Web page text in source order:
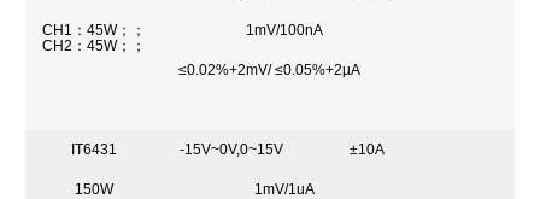
CH1：45W；；
CH2：45W；；
1mV/100nA
≤0.02%+2mV/ ≤0.05%+2µA
IT6431 -15V~0V,0~15V ±10A
150W 1mV/1uA